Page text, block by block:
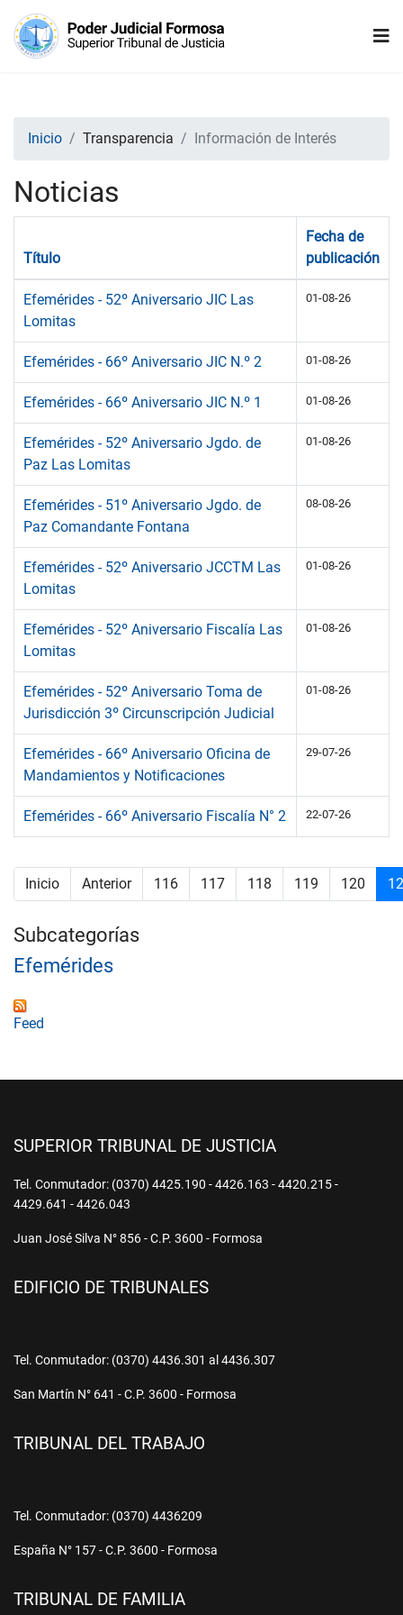
Inicio Transparencia Información de Interés
Noticias
Título
Fecha de
publicación
Efemérides - 52º Aniversario JIC Las
Lomitas
01-08-26
Efemérides - 66º Aniversario JIC N.º 2 01-08-26
Efemérides - 66º Aniversario JIC N.º 1 01-08-26
Efemérides - 52º Aniversario Jgdo. de
Paz Las Lomitas
01-08-26
Efemérides - 51º Aniversario Jgdo. de
Paz Comandante Fontana
08-08-26
Efemérides - 52º Aniversario JCCTM Las
Lomitas
01-08-26
Efemérides - 52º Aniversario Fiscalía Las
Lomitas
01-08-26
Efemérides - 52º Aniversario Toma de
Jurisdicción 3º Circunscripción Judicial
01-08-26
Efemérides - 66º Aniversario Oficina de
Mandamientos y Notificaciones
29-07-26
Efemérides - 66º Aniversario Fiscalía N° 2 22-07-26
Inicio Anterior 116 117 118 119 120
Subcategorías
Efemérides
Feed
SUPERIOR TRIBUNAL DE JUSTICIA
Tel. Conmutador: (0370) 4425.190 - 4426.163 - 4420.215 -
4429.641 - 4426.043
Juan José Silva N° 856 - C.P. 3600 - Formosa
EDIFICIO DE TRIBUNALES
Tel. Conmutador: (0370) 4436.301 al 4436.307
San Martín N° 641 - C.P. 3600 - Formosa
TRIBUNAL DEL TRABAJO
Tel. Conmutador: (0370) 4436209
España N° 157 - C.P. 3600 - Formosa
TRIBUNAL DE FAMILIA